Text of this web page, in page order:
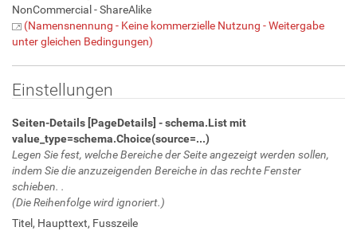
NonCommercial - ShareAlike
(Namensnennung - Keine kommerzielle Nutzung - Weitergabe
unter gleichen Bedingungen)
Einstellungen
Seiten-Details [PageDetails] - schema.List mit
value_type=schema.Choice(source=...)
Legen Sie fest, welche Bereiche der Seite angezeigt werden sollen,
indem Sie die anzuzeigenden Bereiche in das rechte Fenster
schieben. .
(Die Reihenfolge wird ignoriert.)
Titel , Haupttext, Fusszeile